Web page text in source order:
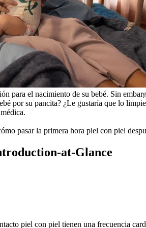
para el nacimiento de su bebé. Sin
por su pancita? ¿Le gustaría que lo
pasar la primera hora piel con piel
at-Glance
piel con piel tienen una frecuencia